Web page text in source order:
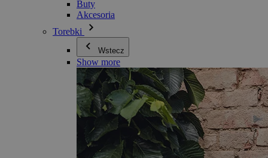
Buty
Akcesoria
Torebki
Wstecz
Show more